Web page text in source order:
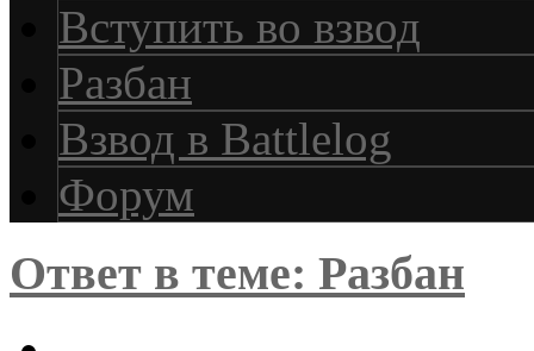
Вступить во взвод
Разбан
Взвод в Battlelog
Форум
Ответ в теме: Разбан